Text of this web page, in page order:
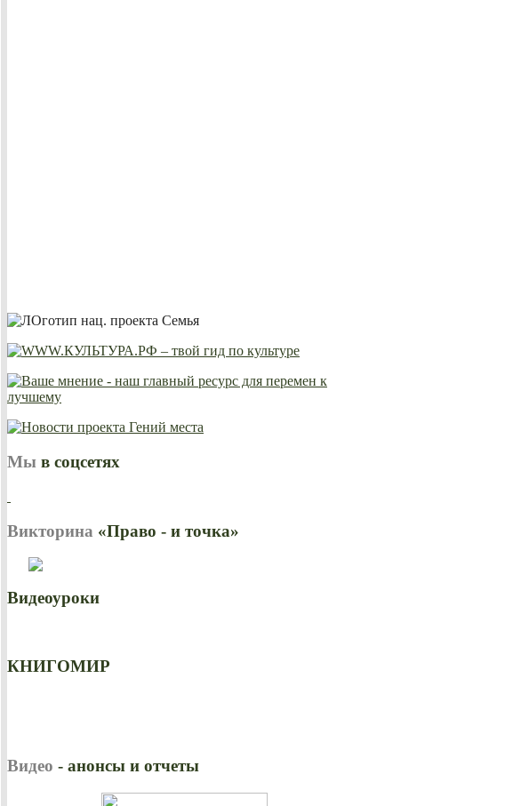
Мы в соцсетях
Викторина «Право - и точка»
Видеоуроки
КНИГОМИР
Видео - анонсы и отчеты